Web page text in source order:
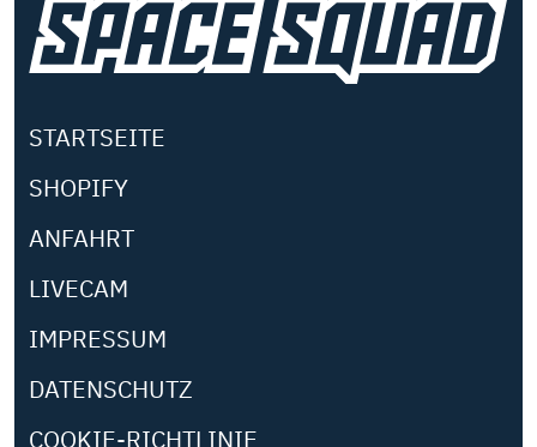
STARTSEITE
SHOPIFY
ANFAHRT
LIVECAM
IMPRESSUM
DATENSCHUTZ
COOKIE-RICHTLINIE